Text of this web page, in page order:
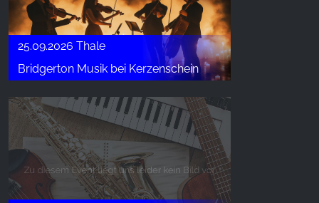
25.09.2026 Thale
Bridgerton Musik bei Kerzenschein